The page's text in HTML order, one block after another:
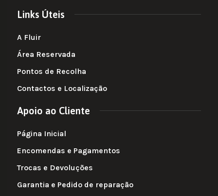
Links Úteis
A Fluir
Área Reservada
Pontos de Recolha
Contactos e Localização
Apoio ao Cliente
Página Inicial
Encomendas e Pagamentos
Trocas e Devoluções
Garantia e Pedido de reparação